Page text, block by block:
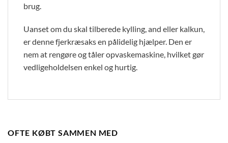
brug.
Uanset om du skal tilberede kylling, and eller kalkun,
er denne fjerkræsaks en pålidelig hjælper. Den er
nem at rengøre og tåler opvaskemaskine, hvilket gør
vedligeholdelsen enkel og hurtig.
OFTE KØBT SAMMEN MED